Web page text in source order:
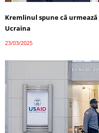
Kremlinul spune că
Ucraina
23/03/2025